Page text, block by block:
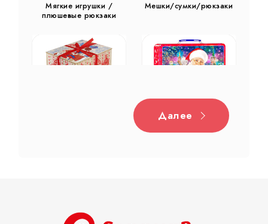
Мягкие игрушки /
плюшевые рюкзаки
Мешки/сумки/рюкзаки
Жестяная
Тубы
Далее